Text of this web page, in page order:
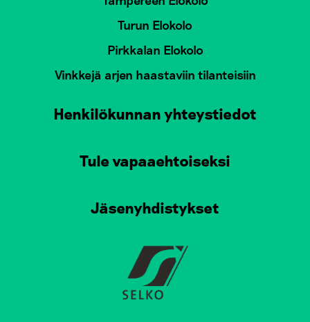
Turun Elokolo
Pirkkalan Elokolo
Vinkkejä arjen haastaviin tilanteisiin
Henkilökunnan yhteystiedot
Tule vapaaehtoiseksi
Jäsenyhdistykset